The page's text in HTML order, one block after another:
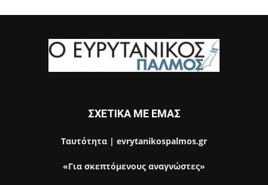
ΣΧΕΤΙΚΑ ΜΕ ΕΜΑΣ
Ταυτότητα | evrytanikospalmos.gr
«Για σκεπτόμενους αναγνώστες»